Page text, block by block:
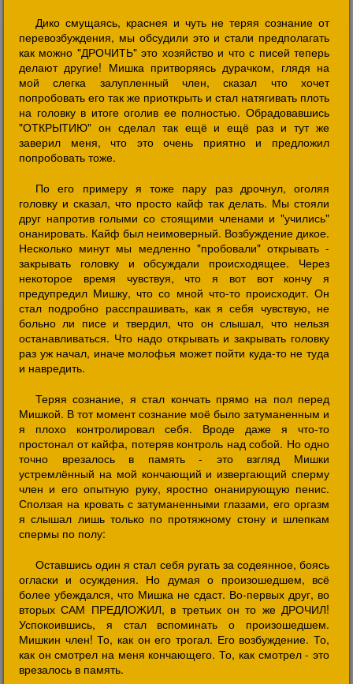
Дико смущаясь, краснея и чуть не теряя сознание от
перевозбуждения, мы обсудили это и стали предполагать
как можно "ДРОЧИТЬ" это хозяйство и что с писей теперь
делают другие! Мишка притворяясь дурачком, глядя на
мой слегка залупленный член, сказал что хочет
попробовать его так же приоткрыть и стал натягивать плоть
на головку в итоге оголив ее полностью. Обрадовавшись
"ОТКРЫТИЮ" он сделал так ещё и ещё раз и тут же
заверил меня, что это очень приятно и предложил
попробовать тоже.
По его примеру я тоже пару раз дрочнул, оголяя
головку и сказал, что просто кайф так делать. Мы стояли
друг напротив голыми со стоящими членами и "учились"
онанировать. Кайф был неимоверный. Возбуждение дикое.
Несколько минут мы медленно "пробовали" открывать -
закрывать головку и обсуждали происходящее. Через
некоторое время чувствуя, что я вот вот кончу я
предупредил Мишку, что со мной что-то происходит. Он
стал подробно расспрашивать, как я себя чувствую, не
больно ли писе и твердил, что он слышал, что нельзя
останавливаться. Что надо открывать и закрывать головку
раз уж начал, иначе молофья может пойти куда-то не туда
и навредить.
Теряя сознание, я стал кончать прямо на пол перед
Мишкой. В тот момент сознание моё было затуманенным и
я плохо контролировал себя. Вроде даже я что-то
простонал от кайфа, потеряв контроль над собой. Но одно
точно врезалось в память - это взгляд Мишки
устремлённый на мой кончающий и извергающий сперму
член и его опытную руку, яростно онанирующую пенис.
Сползая на кровать с затуманенными глазами, его оргазм
я слышал лишь только по протяжному стону и шлепкам
спермы по полу:
Оставшись один я стал себя ругать за содеянное, боясь
огласки и осуждения. Но думая о произошедшем, всё
более убеждался, что Мишка не сдаст. Во-первых друг, во
вторых САМ ПРЕДЛОЖИЛ, в третьих он то же ДРОЧИЛ!
Успокоившись, я стал вспоминать о произошедшем.
Мишкин член! То, как он его трогал. Его возбуждение. То,
как он смотрел на меня кончающего. То, как смотрел - это
врезалось в память.